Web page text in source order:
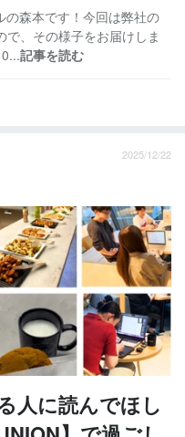
森本です！今回は弊社の
、その様子をお届けしま
記事を読む
2025/12/22
人に読んでほし